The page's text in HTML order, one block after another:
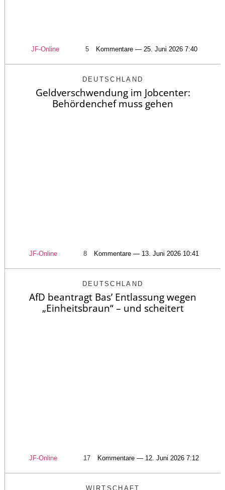
JF-Online 5 Kommentare — 25. Juni 2026 7:40
DEUTSCHLAND
Geldverschwendung im Jobcenter:
Behördenchef muss gehen
JF-Online 8 Kommentare — 13. Juni 2026 10:41
DEUTSCHLAND
AfD beantragt Bas’ Entlassung wegen
„Einheitsbraun“ – und scheitert
JF-Online 17 Kommentare — 12. Juni 2026 7:12
WIRTSCHAFT